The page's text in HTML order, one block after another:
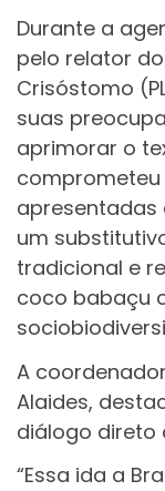
Durante a
pelo relator
Crisóstomo
suas
aprimorar o
apresentadas
um
tradicional e
coco babaçu
A
Alaides,
diálogo direto
“Essa ida a